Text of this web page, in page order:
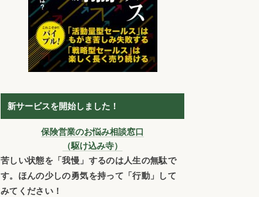
新サービスを開始しました！
保険営業のお悩み相談窓口
（駆け込み寺）
苦しい状態を「我慢」するのは人生の無駄で
す。ほんの少しの勇気を持って「行動」して
みてください！